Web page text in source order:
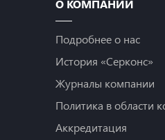
О КОМПАНИИ
Подробнее о нас
История «Серконс»
Журналы компании
Политика в области
Аккредитация